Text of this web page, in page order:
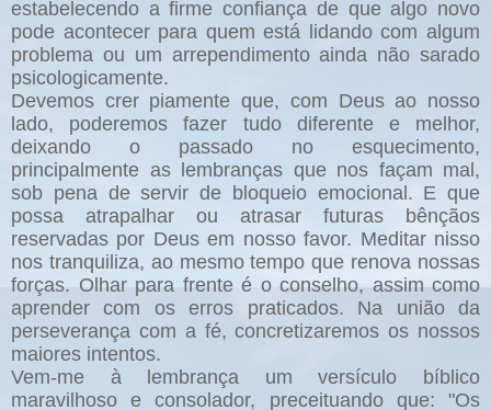
estabelecendo a firme confiança de que algo novo
pode acontecer para quem está lidando com algum
problema ou um arrependimento ainda não sarado
psicologicamente.
Devemos crer piamente que, com Deus ao nosso
lado, poderemos fazer tudo diferente e melhor,
deixando o passado no esquecimento,
principalmente as lembranças que nos façam mal,
sob pena de servir de bloqueio emocional. E que
possa atrapalhar ou atrasar futuras bênçãos
reservadas por Deus em nosso favor. Meditar nisso
nos tranquiliza, ao mesmo tempo que renova nossas
forças. Olhar para frente é o conselho, assim como
aprender com os erros praticados. Na união da
perseverança com a fé, concretizaremos os nossos
maiores intentos.
Vem-me à lembrança um versículo bíblico
maravilhoso e consolador, preceituando que: "Os